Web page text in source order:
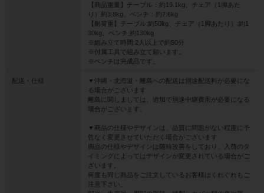
【商品重量】テーブル：約19.1kg、チェア（1脚あた
り）約3.8kg、ベンチ：約7.6kg
【耐荷重】テーブル:約50kg、チェア（1脚あたり）:約1
30kg、ベンチ:約130kg
※組み立て時間:2人以上で約50分
※付属工具で組み立て願います。
※ベンチは完成品です。
配送・仕様
▼沖縄・北海道・離島への配送は別途配送料が必要にな
る場合がございます
離島に関しましては、追加で別途中継費用が必要になる
場合がございます。
▼商品の仕様やデザインは、品質に問題がない程度に予
告なく変更させていただく場合がございます
商品の仕様やデザインは随時改善をしており、入荷のタ
イミングによってはデザインが変更されている場合がご
ざいます。
何度も同じ商品をご注文しているお客様はくれぐれもご
注意下さい。